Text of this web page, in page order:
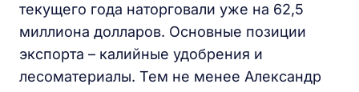
текущего года наторговали уже на 62,5
миллиона долларов. Основные позиции
экспорта – калийные удобрения и
лесоматериалы. Тем не менее Александр